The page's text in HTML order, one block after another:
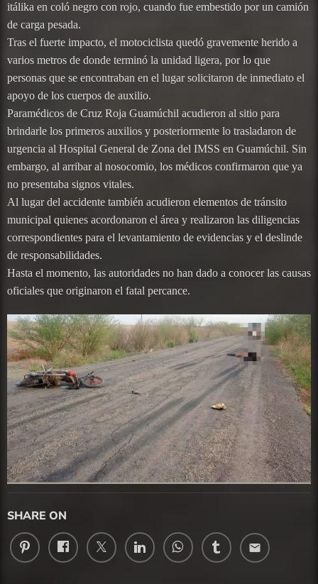
itálika en coló negro con rojo, cuando fue embestido por un camión
de carga pesada.
Tras el fuerte impacto, el motociclista quedó gravemente herido a
varios metros de donde terminó la unidad ligera, por lo que
personas que se encontraban en el lugar solicitaron de inmediato el
apoyo de los cuerpos de auxilio.
Paramédicos de Cruz Roja Guamúchil acudieron al sitio para
brindarle los primeros auxilios y posteriormente lo trasladaron de
urgencia al Hospital General de Zona del IMSS en Guamúchil. Sin
embargo, al arribar al nosocomio, los médicos confirmaron que ya
no presentaba signos vitales.
Al lugar del accidente también acudieron elementos de tránsito
municipal quienes acordonaron el área y realizaron las diligencias
correspondientes para el levantamiento de evidencias y el deslinde
de responsabilidades.
Hasta el momento, las autoridades no han dado a conocer las causas
oficiales que originaron el fatal percance.
SHARE ON
email